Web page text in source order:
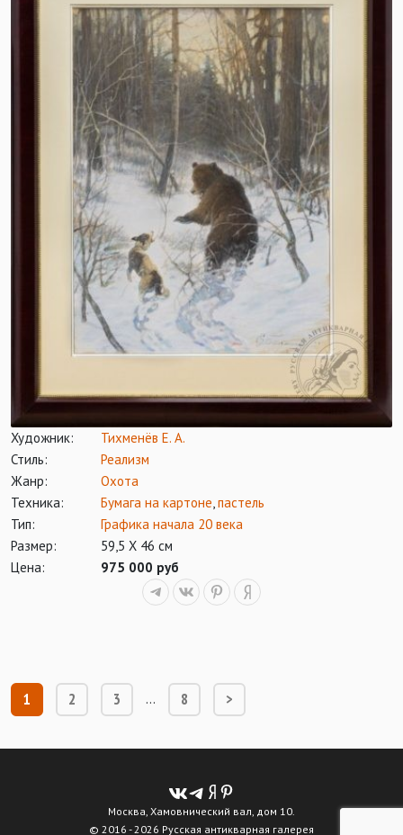
Художник:
Тихменёв Е. А.
Стиль:
Реализм
Жанр:
Охота
Техника:
Бумага на картоне пастель
Тип:
Графика начала 20 века
Размер:
59,5 Х 46 см
Цена:
975 000 руб
1 2 3 … 8 >
Москва, Хамовнический вал, дом 10.
© 2016 - 2026 Русская антикварная галерея